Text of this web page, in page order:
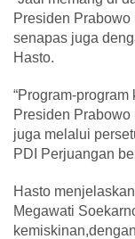
Presiden
senapas juga
Hasto.
“Program-
Presiden
juga melalui
PDI Perjuangan
Hasto
Megawati